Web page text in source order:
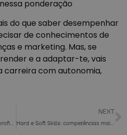
ponderação
do que saber desempenhar
de conhecimentos de
e marketing. Mas, se
e a adaptar-te, vais
carreira com autonomia,
Requalificação vs qualificação profissional: o futuro do trabalho
NEXT
Hard e Soft Skills: competências mais valorizadas no mercado tech